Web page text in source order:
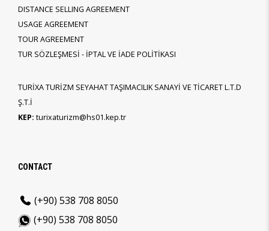
DISTANCE SELLING AGREEMENT
USAGE AGREEMENT
TOUR AGREEMENT
TUR SÖZLEŞMESİ - İPTAL VE İADE POLİTİKASI
TURİXA TURİZM SEYAHAT TAŞIMACILIK SANAYİ VE TİCARET L.T.D
Ş.T.İ
KEP: turixaturizm@hs01.kep.tr
CONTACT
(+90) 538 708 8050
(+90) 538 708 8050